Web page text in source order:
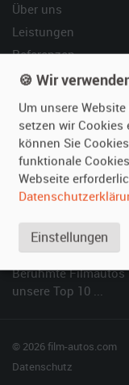
Über uns
Leistungen
Referenzen
Kundenmeinungen
Vermieten
Oldtimer anmelden
Fotos senden
Fragen für Vermieter
SPECIAL
Berühmte Filmautos
unsere Top 10 ...
© 2026 film-autos.com
Datenschutz
🍪 Wir
Um unsere
setzen wir Cookies
können Sie
funktionale
Webseite
Einstellungen